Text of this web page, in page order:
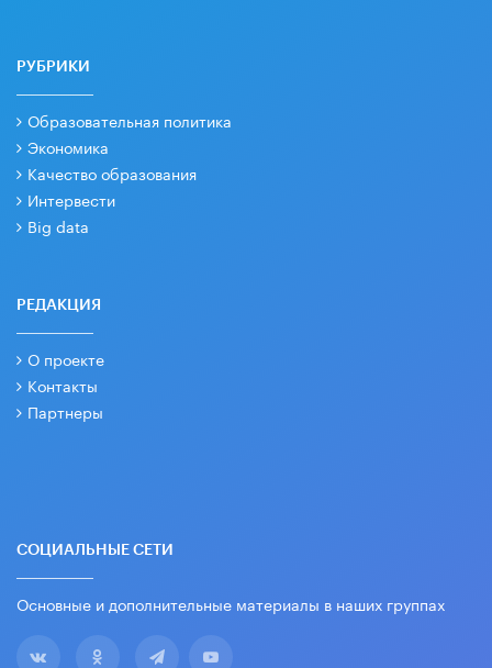
РУБРИКИ
Образовательная политика
Экономика
Качество образования
Интервести
Big data
РЕДАКЦИЯ
О проекте
Контакты
Партнеры
СОЦИАЛЬНЫЕ СЕТИ
Основные и дополнительные материалы в наших группах